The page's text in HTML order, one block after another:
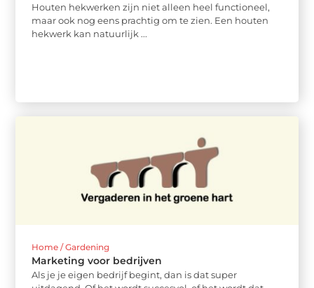
Houten hekwerken zijn niet alleen heel functioneel,
maar ook nog eens prachtig om te zien. Een houten
hekwerk kan natuurlijk ...
Home / Gardening
Marketing voor bedrijven
Als je je eigen bedrijf begint, dan is dat super